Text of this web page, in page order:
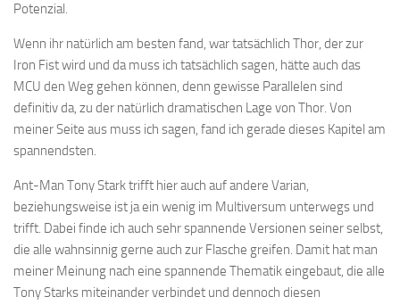
Potenzial.
Wenn ihr natürlich am besten fand, war tatsächlich Thor, der zur
Iron Fist wird und da muss ich tatsächlich sagen, hätte auch das
MCU den Weg gehen können, denn gewisse Parallelen sind
definitiv da, zu der natürlich dramatischen Lage von Thor. Von
meiner Seite aus muss ich sagen, fand ich gerade dieses Kapitel am
spannendsten.
Ant-Man Tony Stark trifft hier auch auf andere Varian,
beziehungsweise ist ja ein wenig im Multiversum unterwegs und
trifft. Dabei finde ich auch sehr spannende Versionen seiner selbst,
die alle wahnsinnig gerne auch zur Flasche greifen. Damit hat man
meiner Meinung nach eine spannende Thematik eingebaut, die alle
Tony Starks miteinander verbindet und dennoch diesen